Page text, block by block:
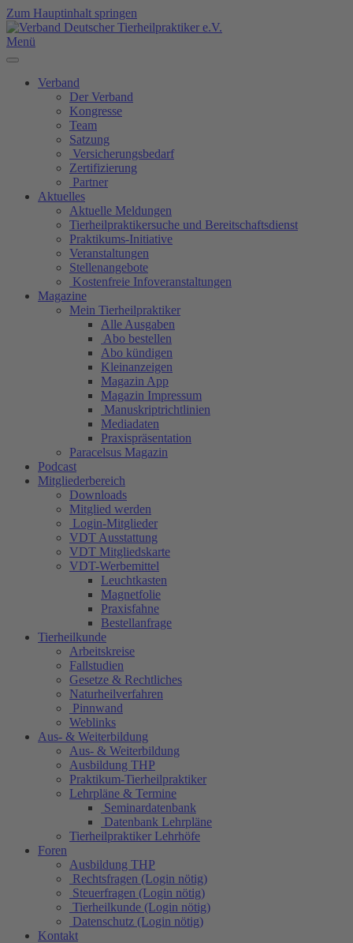
Zum Hauptinhalt springen
Menü
Verband
Der Verband
Kongresse
Team
Satzung
Versicherungsbedarf
Zertifizierung
Partner
Aktuelles
Aktuelle Meldungen
Tierheilpraktikersuche und Bereitschaftsdienst
Praktikums-Initiative
Veranstaltungen
Stellenangebote
Kostenfreie Infoveranstaltungen
Magazine
Mein Tierheilpraktiker
Alle Ausgaben
Abo bestellen
Abo kündigen
Kleinanzeigen
Magazin App
Magazin Impressum
Manuskriptrichtlinien
Mediadaten
Praxispräsentation
Paracelsus Magazin
Podcast
Mitgliederbereich
Downloads
Mitglied werden
Login-Mitglieder
VDT Ausstattung
VDT Mitgliedskarte
VDT-Werbemittel
Leuchtkasten
Magnetfolie
Praxisfahne
Bestellanfrage
Tierheilkunde
Arbeitskreise
Fallstudien
Gesetze & Rechtliches
Naturheilverfahren
Pinnwand
Weblinks
Aus- & Weiterbildung
Aus- & Weiterbildung
Ausbildung THP
Praktikum-Tierheilpraktiker
Lehrpläne & Termine
Seminardatenbank
Datenbank Lehrpläne
Tierheilpraktiker Lehrhöfe
Foren
Ausbildung THP
Rechtsfragen (Login nötig)
Steuerfragen (Login nötig)
Tierheilkunde (Login nötig)
Datenschutz (Login nötig)
Kontakt